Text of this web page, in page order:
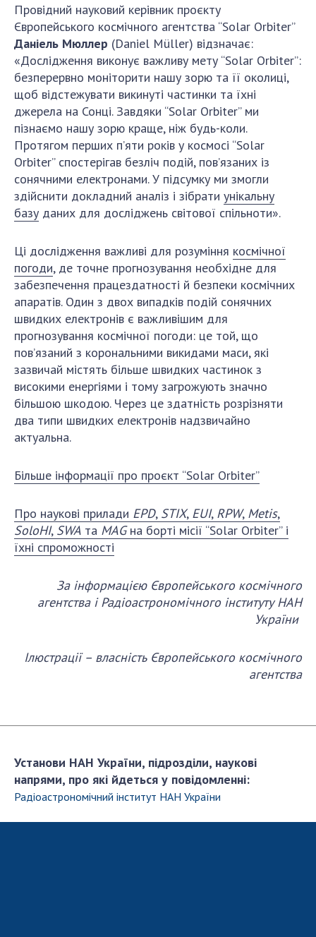
Провідний науковий керівник проєкту
Європейського космічного агентства “Solar Orbiter”
Даніель Мюллер (Daniel Müller) відзначає:
«Дослідження виконує важливу мету “Solar Orbiter”:
безперервно моніторити нашу зорю та її околиці,
щоб відстежувати викинуті частинки та їхні
джерела на Сонці. Завдяки “Solar Orbiter” ми
пізнаємо нашу зорю краще, ніж будь-коли.
Протягом перших п’яти років у космосі “Solar
Orbiter” спостерігав безліч подій, пов’язаних із
сонячними електронами. У підсумку ми змогли
здійснити докладний аналіз і зібрати унікальну
базу даних для досліджень світової спільноти».
Ці дослідження важливі для розуміння космічної
погоди, де точне прогнозування необхідне для
забезпечення працездатності й безпеки космічних
апаратів. Один з двох випадків подій сонячних
швидких електронів є важливішим для
прогнозування космічної погоди: це той, що
пов’язаний з корональними викидами маси, які
зазвичай містять більше швидких частинок з
високими енергіями і тому загрожують значно
більшою шкодою. Через це здатність розрізняти
два типи швидких електронів надзвичайно
актуальна.
Більше інформації про проєкт “Solar Orbiter”
Про наукові прилади EPD, STIX, EUI, RPW, Metis,
SoloHI, SWA та MAGна борті місії “Solar Orbiter” і
їхні спроможності
За інформацією Європейського космічного
агентства і Радіоастрономічного інституту НАН
України
Ілюстрації – власність Європейського космічного
агентства
Установи НАН України, підрозділи, наукові
напрями, про які йдеться у повідомленні:
Радiоастрономiчний iнститут НАН України